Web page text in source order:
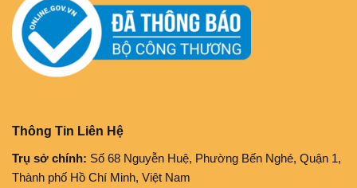
Thông Tin Liên Hệ
Trụ sở chính: Số 68 Nguyễn Huệ, Phường Bến Nghé, Quận 1,
Thành phố Hồ Chí Minh, Việt Nam